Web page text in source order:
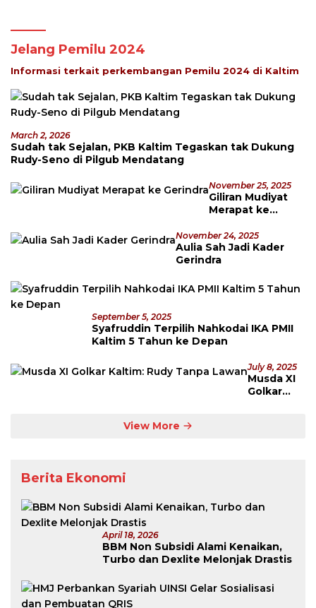
Jelang Pemilu 2024
Informasi terkait perkembangan Pemilu 2024 di Kaltim
March 2, 2026
Sudah tak Sejalan, PKB Kaltim Tegaskan tak Dukung
Rudy-Seno di Pilgub Mendatang
November 25, 2025
Giliran Mudiyat
Merapat ke
November 24, 2025
Aulia Sah Jadi Kader
Gerindra
September 5, 2025
Syafruddin Terpilih Nahkodai IKA PMII
Kaltim 5 Tahun ke Depan
July 8, 2025
Musda XI
Golkar
View More
Berita Ekonomi
April 18, 2026
BBM Non Subsidi Alami Kenaikan,
Turbo dan Dexlite Melonjak Drastis